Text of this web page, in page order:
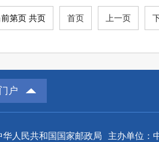
前第页 共页 首页 上一页
户
华人民共和国国家邮政局 主办单位：